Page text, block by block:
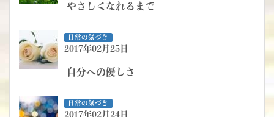
やさしくなれるまで
日常の気づき
2017年02月25日
自分への優しさ
日常の気づき
2017年02月24日